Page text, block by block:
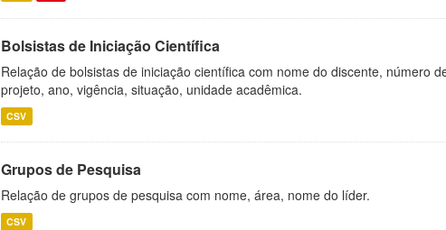
Bolsistas de Iniciação Científica
Relação de bolsistas de iniciação científica com nome do discente, número
projeto, ano, vigência, situação, unidade acadêmica.
CSV
Grupos de Pesquisa
Relação de grupos de pesquisa com nome, área, nome do líder.
CSV